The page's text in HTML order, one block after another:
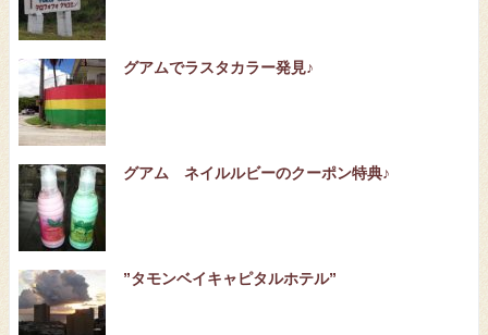
グアムでラスタカラー発見♪
グアム ネイルルビーのクーポン特典♪
”タモンベイキャピタルホテル”